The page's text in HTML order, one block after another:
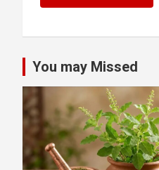
You may Missed